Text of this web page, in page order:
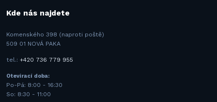
Kde nás najdete
Komenského 398 (naproti poště)
509 01 NOVÁ PAKA
tel.:+420 736 779 955
Otevírací doba:
Po-Pá: 8:00 - 16:30
So: 8:30 - 11:00